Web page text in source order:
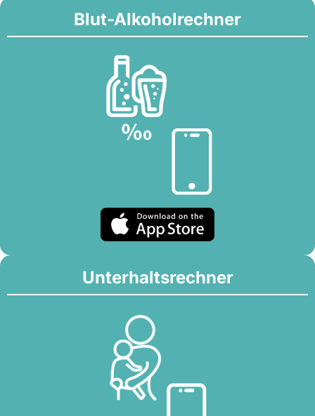
Blut-Alkoholrechner
Unterhaltsrechner